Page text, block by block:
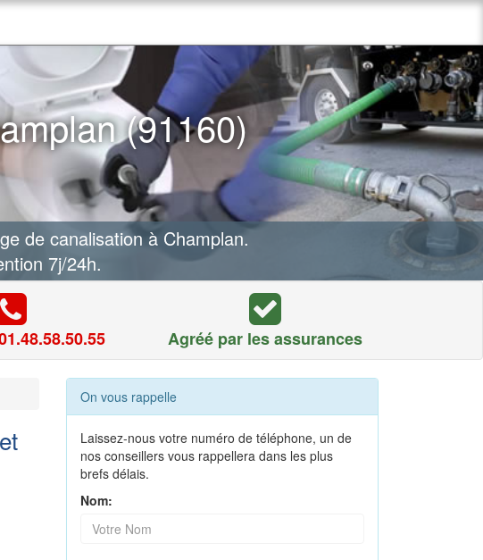
(91160)
de canalisation à Champlan.
7j/24h.
Agréé par les assurances
On vous rappelle
Laissez-nous votre numéro de téléphone, un de
nos conseillers vous rappellera dans les plus
brefs délais.
Nom: